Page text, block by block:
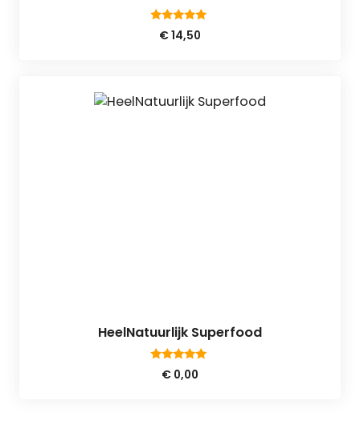
4.80
van 5
€14,50
HeelNatuurlijk Superfood
5.00
van 5
€ 0,00